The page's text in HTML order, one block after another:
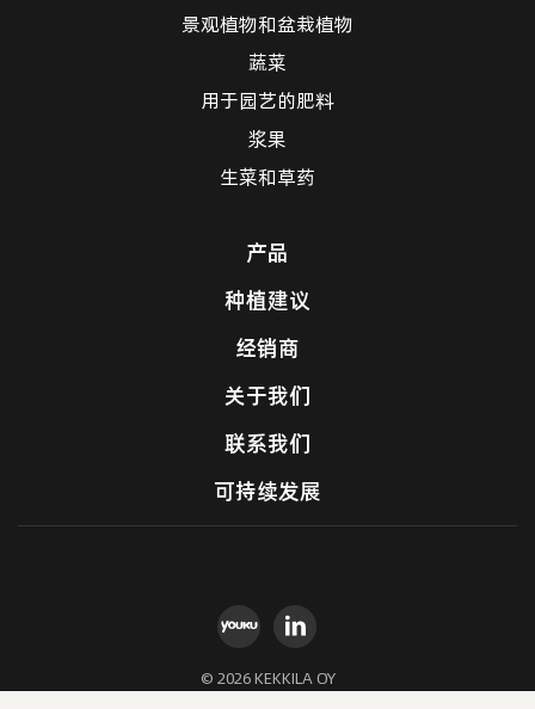
景观植物和盆栽植物
蔬菜
用于园艺的肥料
浆果
生菜和草药
产品
种植建议
经销商
关于我们
联系我们
可持续发展
© 2026 KEKKILA OY